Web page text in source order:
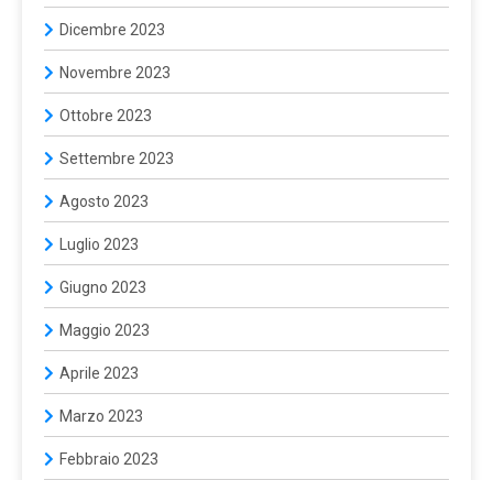
Dicembre 2023
Novembre 2023
Ottobre 2023
Settembre 2023
Agosto 2023
Luglio 2023
Giugno 2023
Maggio 2023
Aprile 2023
Marzo 2023
Febbraio 2023